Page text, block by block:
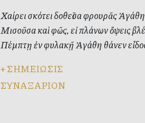
Χαίρει σκότει δοθεῖσα φρουρᾶς
Μισοῦσα καὶ φῶς, εἰ πλάνων ὄψεις
Πέμπτῃ ἐν φυλακῇ Ἀγάθη θάνεν
+ΣΗΜΕΙΩΣΙΣ
ΣΥΝΑΞΑΡΙΟΝ